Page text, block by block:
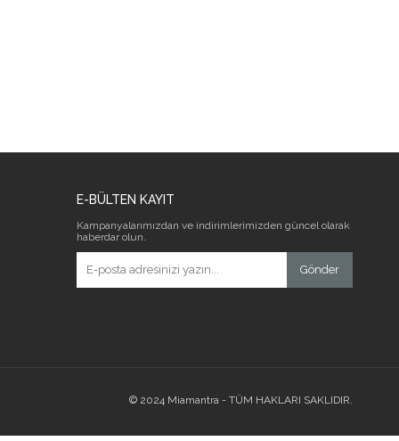
E-BÜLTEN KAYIT
Kampanyalarımızdan ve indirimlerimizden güncel olarak
haberdar olun.
Gönder
© 2024 Miamantra - TÜM HAKLARI SAKLIDIR.